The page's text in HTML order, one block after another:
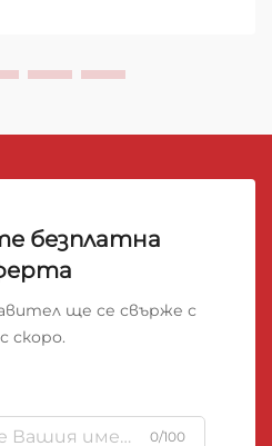
безплатна
ще се свърже с
скоро.
0/100